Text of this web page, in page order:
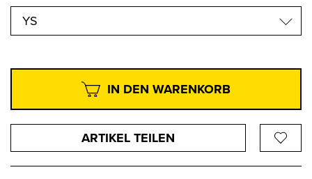
YS
IN DEN WARENKORB
ARTIKEL TEILEN